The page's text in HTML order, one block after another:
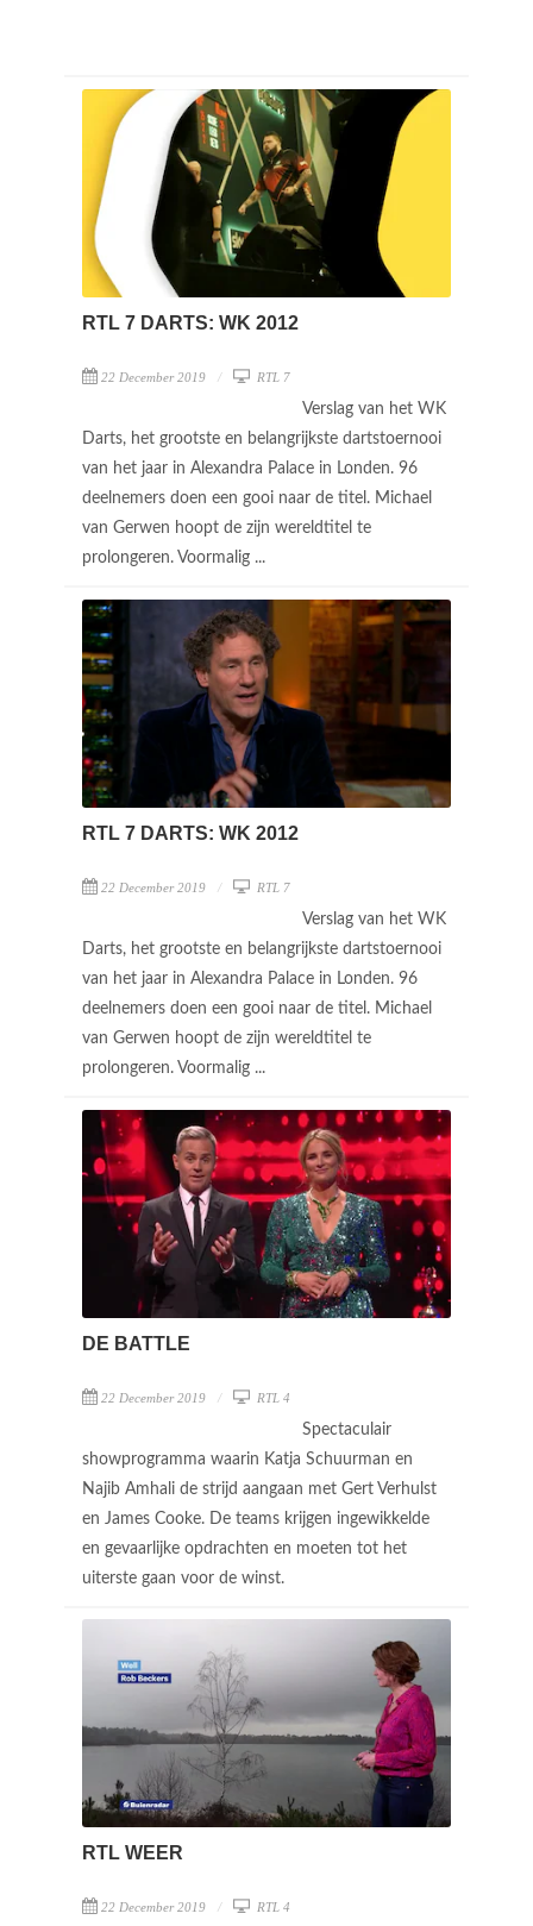
RTL 7 DARTS: WK 2012
22 December 2019 RTL 7
Verslag van het WK
Darts, het grootste en belangrijkste dartstoernooi
van het jaar in Alexandra Palace in Londen. 96
deelnemers doen een gooi naar de titel. Michael
van Gerwen hoopt de zijn wereldtitel te
prolongeren. Voormalig ...
RTL 7 DARTS: WK 2012
22 December 2019 RTL 7
Verslag van het WK
Darts, het grootste en belangrijkste dartstoernooi
van het jaar in Alexandra Palace in Londen. 96
deelnemers doen een gooi naar de titel. Michael
van Gerwen hoopt de zijn wereldtitel te
prolongeren. Voormalig ...
DE BATTLE
22 December 2019 RTL 4
Spectaculair
showprogramma waarin Katja Schuurman en
Najib Amhali de strijd aangaan met Gert Verhulst
en James Cooke. De teams krijgen ingewikkelde
en gevaarlijke opdrachten en moeten tot het
uiterste gaan voor de winst.
RTL WEER
22 December 2019 RTL 4